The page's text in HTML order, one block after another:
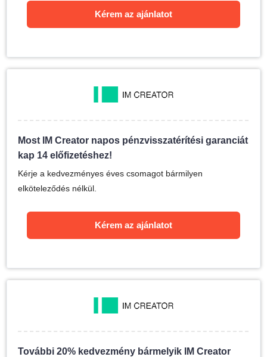
Kérem az ajánlatot
Most IM Creator napos pénzvisszatérítési garanciát
kap 14 előfizetéshez!
Kérje a kedvezményes éves csomagot bármilyen
elköteleződés nélkül.
Kérem az ajánlatot
További 20% kedvezmény bármelyik IM Creator